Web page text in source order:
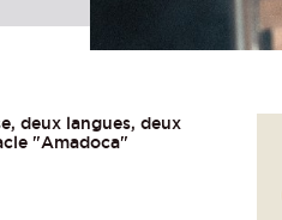
deux langues, deux
"Amadoca"